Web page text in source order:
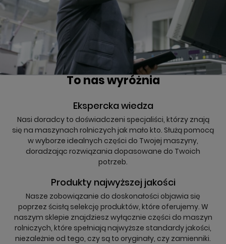
To nas wyróżnia
Ekspercka wiedza
Nasi doradcy to doświadczeni specjaliści, którzy znają
się na maszynach rolniczych jak mało kto. Służą pomocą
w wyborze idealnych części do Twojej maszyny,
doradzając rozwiązania dopasowane do Twoich
potrzeb.
Produkty najwyższej jakości
Nasze zobowiązanie do doskonałości objawia się
poprzez ścisłą selekcję produktów, które oferujemy. W
naszym sklepie znajdziesz wyłącznie części do maszyn
rolniczych, które spełniają najwyższe standardy jakości,
niezależnie od tego, czy są to oryginały, czy zamienniki.